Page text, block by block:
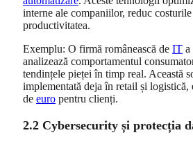
interne ale companiilor, reduc costurile
productivitatea.
Exemplu: O firmă românească de IT a
analizează comportamentul
tendințele pieței în timp real. Această
implementată deja în retail și
de euro pentru clienți.
2.2 Cybersecurity și protecția